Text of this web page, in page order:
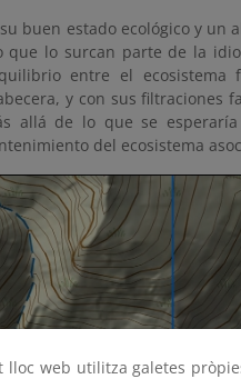
buen estado ecológico y
que lo surcan parte de la
entre el
y con sus filtraciones
allá de lo que se
del ecosistema
lloc web utilitza galetes